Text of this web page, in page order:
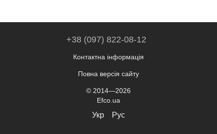
+38 (097) 822-08-12
Контактна інформація
Повна версія сайту
© 2014—2026
Efco.ua
Укр Рус